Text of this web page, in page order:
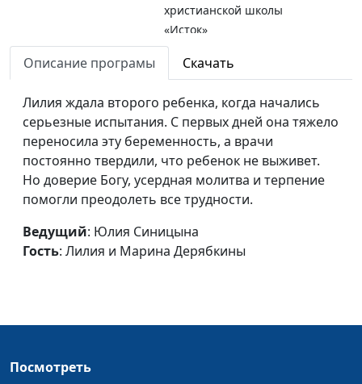
христианской школы
«Исток»
Наблюдать или
Юлия Уткина, Юрий
Чурилов, руководитель
реабилитационного
центра для алкоголиков
и наркоманов «Ковчег»
Выход всегда есть
Юлия Уткина, Юрий
Чурилов, руководитель
реабилитационного
центра для алкоголиков
и наркоманов «Ковчег»
в жизни?
священнослужитель
людям
Описание програмы Скачать
Лилия ждала второго ребенка, когда начались
серьезные испытания. С первых дней она тяжело
переносила эту беременность, а врачи
постоянно твердили, что ребенок не выживет.
Но доверие Богу, усердная молитва и терпение
помогли преодолеть все трудности.
Ведущий: Юлия Синицына
Гость: Лилия и Марина Дерябкины
Посмотреть